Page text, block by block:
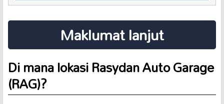
Maklumat lanjut
Di mana lokasi Rasydan Auto Garage
(RAG)?